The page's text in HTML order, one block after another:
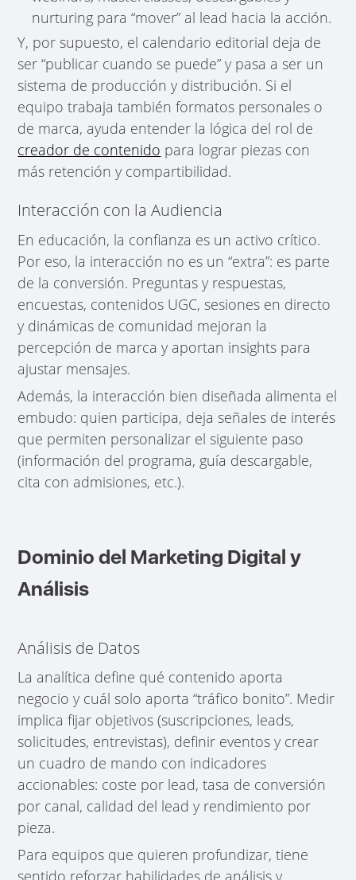
nurturing para “mover” al lead hacia la acción.
Y, por supuesto, el calendario editorial deja de
ser “publicar cuando se puede” y pasa a ser un
sistema de producción y distribución. Si el
equipo trabaja también formatos personales o
de marca, ayuda entender la lógica del rol de
creador de contenido para lograr piezas con
más retención y compartibilidad.
Interacción con la Audiencia
En educación, la confianza es un activo crítico.
Por eso, la interacción no es un “extra”: es parte
de la conversión. Preguntas y respuestas,
encuestas, contenidos UGC, sesiones en directo
y dinámicas de comunidad mejoran la
percepción de marca y aportan insights para
ajustar mensajes.
Además, la interacción bien diseñada alimenta el
embudo: quien participa, deja señales de interés
que permiten personalizar el siguiente paso
(información del programa, guía descargable,
cita con admisiones, etc.).
Dominio del Marketing Digital y
Análisis
Análisis de Datos
La analítica define qué contenido aporta
negocio y cuál solo aporta “tráfico bonito”. Medir
implica fijar objetivos (suscripciones, leads,
solicitudes, entrevistas), definir eventos y crear
un cuadro de mando con indicadores
accionables: coste por lead, tasa de conversión
por canal, calidad del lead y rendimiento por
pieza.
Para equipos que quieren profundizar, tiene